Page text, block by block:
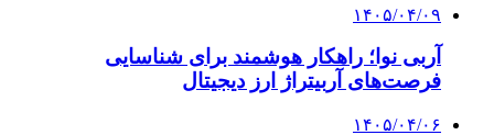
۱۴۰۵/۰۴/۰۹
آربی نوا؛ راهکار هوشمند برای شناسایی
فرصت‌های آربیتراژ ارز دیجیتال
۱۴۰۵/۰۴/۰۶